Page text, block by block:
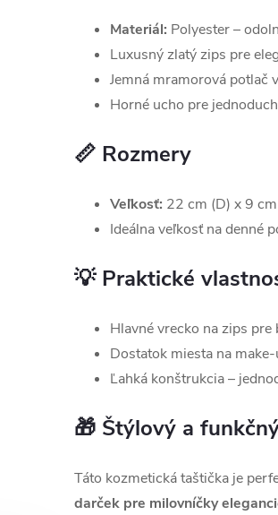
Materiál: Polyester –
Luxusný zlatý zips pre
Jemná mramorová potlač
Horné ucho pre
📏 Rozmery
Veľkosť: 22 cm (D) x 9
Ideálna veľkosť na denné
💡 Praktické
Hlavné vrecko na zips pre
Dostatok miesta na
Ľahká konštrukcia –
🎁 Štýlový a
Táto kozmetická taštička je
darček pre milovníčky